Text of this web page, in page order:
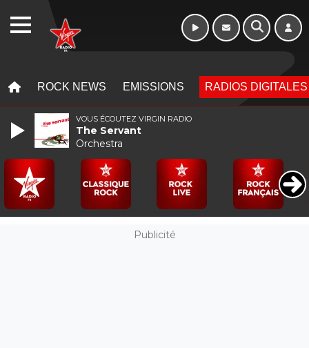
ROCK NEWS EMISSIONS RADIOS DIGITALES
Publicité
VOUS ÉCOUTEZ VIRGIN RADIO
The Servant
Orchestra
WEBRADIO